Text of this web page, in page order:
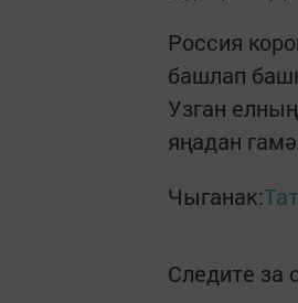
Россия
башлап
Узган
яңадан
Чыганак:
Следите